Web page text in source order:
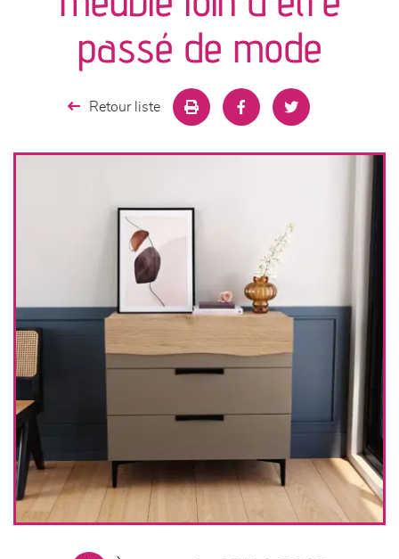
séjours
meubles de complément
chambres et dressing
passé de mode
Retour liste